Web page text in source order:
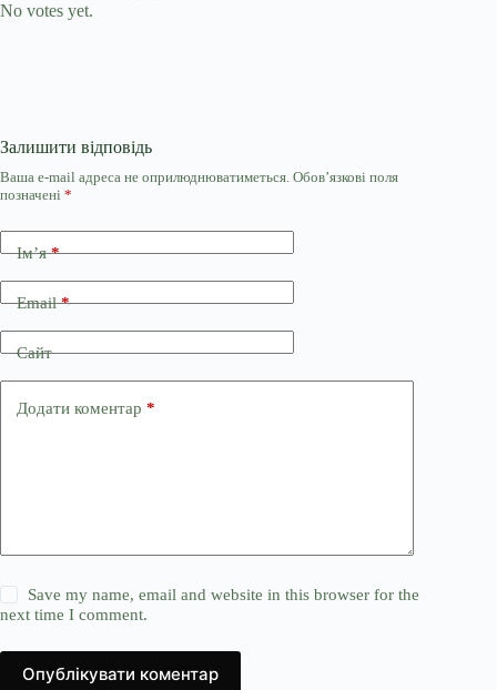
No votes yet.
Залишити відповідь
Ваша e-mail адреса не оприлюднюватиметься. Обов’язкові поля
позначені *
Ім’я*
Email*
Сайт
Додати коментар *
Save my name, email and website in this browser for the
next time I comment.
Опублікувати коментар